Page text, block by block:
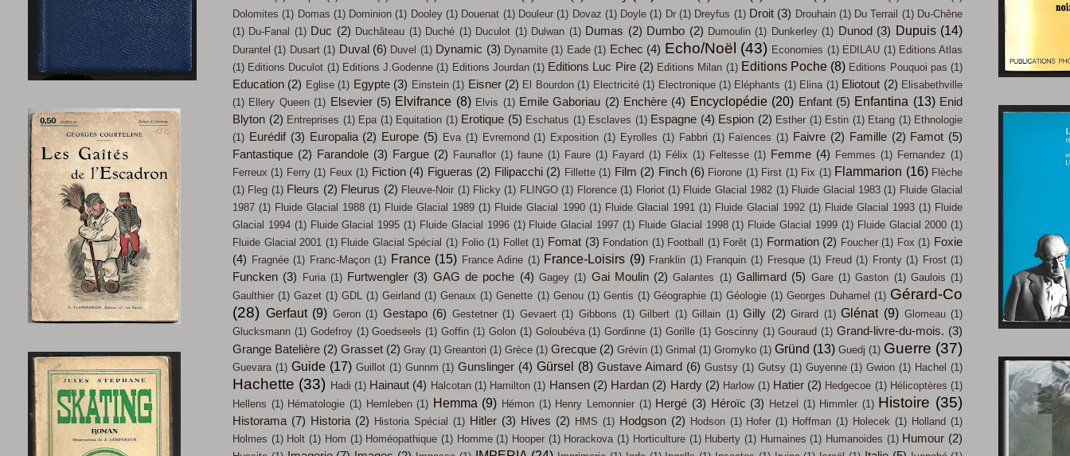
Dolomites (1) Domas (1) Dominion (1) Dooley (1) Douenat (1) Douleur (1) Dovaz (1) Doyle (1) Dr (1) Dreyfus (1) Droit (3) Drouhain (1) Du Terrail (1) Du-Chêne
(1) Du-Fanal (1) Duc (2) Duchâteau (1) Duché (1) Duculot (1) Dulwan (1) Dumas (2) Dumbo (2) Dumoulin (1) Dunkerley (1) Dunod (3) Dupuis (14)
Durantel (1) Dusart (1) Duval (6) Duvel (1) Dynamic (3) Dynamite (1) Eade (1) Echec (4) Echo/Noël (43) Economies (1) EDILAU (1) Editions Atlas
(1) Editions Duculot (1) Editions J.Godenne (1) Editions Jourdan (1) Editions Luc Pire (2) Editions Milan (1) Editions Poche (8) Editions Pouquoi pas (1)
Education (2) Eglise (1) Egypte (3) Einstein (1) Eisner (2) El Bourdon (1) Electricité (1) Electronique (1) Eléphants (1) Elina (1) Eliotout (2) Elisabethville
(1) Ellery Queen (1) Elsevier (5) Elvifrance (8) Elvis (1) Emile Gaboriau (2) Enchère (4) Encyclopédie (20) Enfant (5) Enfantina (13) Enid
Blyton (2) Entreprises (1) Epa (1) Equitation (1) Erotique (5) Eschatus (1) Esclaves (1) Espagne (4) Espion (2) Esther (1) Estin (1) Etang (1) Ethnologie
(1) Eurédif (3) Europalia (2) Europe (5) Eva (1) Evremond (1) Exposition (1) Eyrolles (1) Fabbri (1) Faïences (1) Faivre (2) Famille (2) Famot (5)
Fantastique (2) Farandole (3) Fargue (2) Faunaflor (1) faune (1) Faure (1) Fayard (1) Félix (1) Feltesse (1) Femme (4) Femmes (1) Fernandez (1)
Ferreux (1) Ferry (1) Feux (1) Fiction (4) Figueras (2) Filipacchi (2) Fillette (1) Film (2) Finch (6) Fiorone (1) First (1) Fix (1) Flammarion (16) Flèche
(1) Fleg (1) Fleurs (2) Fleurus (2) Fleuve-Noir (1) Flicky (1) FLINGO (1) Florence (1) Floriot (1) Fluide Glacial 1982 (1) Fluide Glacial 1983 (1) Fluide Glacial
1987 (1) Fluide Glacial 1988 (1) Fluide Glacial 1989 (1) Fluide Glacial 1990 (1) Fluide Glacial 1991 (1) Fluide Glacial 1992 (1) Fluide Glacial 1993 (1) Fluide
Glacial 1994 (1) Fluide Glacial 1995 (1) Fluide Glacial 1996 (1) Fluide Glacial 1997 (1) Fluide Glacial 1998 (1) Fluide Glacial 1999 (1) Fluide Glacial 2000 (1)
Fluide Glacial 2001 (1) Fluide Glacial Spécial (1) Folio (1) Follet (1) Fomat (3) Fondation (1) Football (1) Forêt (1) Formation (2) Foucher (1) Fox (1) Foxie
(4) Fragnée (1) Franc-Maçon (1) France (15) France Adine (1) France-Loisirs (9) Franklin (1) Franquin (1) Fresque (1) Freud (1) Fronty (1) Frost (1)
Funcken (3) Furia (1) Furtwengler (3) GAG de poche (4) Gagey (1) Gai Moulin (2) Galantes (1) Gallimard (5) Gare (1) Gaston (1) Gaulois (1)
Gaulthier (1) Gazet (1) GDL (1) Geirland (1) Genaux (1) Genette (1) Genou (1) Gentis (1) Géographie (1) Géologie (1) Georges Duhamel (1) Gérard-Co
(28) Gerfaut (9) Geron (1) Gestapo (6) Gestetner (1) Gevaert (1) Gibbons (1) Gilbert (1) Gillain (1) Gilly (2) Girard (1) Glénat (9) Glomeau (1)
Glucksmann (1) Godefroy (1) Goedseels (1) Goffin (1) Golon (1) Goloubéva (1) Gordinne (1) Gorille (1) Goscinny (1) Gouraud (1) Grand-livre-du-mois. (3)
Grange Batelière (2) Grasset (2) Gray (1) Greantori (1) Grèce (1) Grecque (2) Grévin (1) Grimal (1) Gromyko (1) Gründ (13) Guedj (1) Guerre (37)
Guevara (1) Guide (17) Guillot (1) Gunnm (1) Gunslinger (4) Gürsel (8) Gustave Aimard (6) Gustsy (1) Gutsy (1) Guyenne (1) Gwion (1) Hachel (1)
Hachette (33) Hadi (1) Hainaut (4) Halcotan (1) Hamilton (1) Hansen (2) Hardan (2) Hardy (2) Harlow (1) Hatier (2) Hedgecoe (1) Hélicoptères (1)
Hellens (1) Hématologie (1) Hemleben (1) Hemma (9) Hémon (1) Henry Lemonnier (1) Hergé (3) Héroïc (3) Hetzel (1) Himmler (1) Histoire (35)
Historama (7) Historia (2) Historia Spécial (1) Hitler (3) Hives (2) HMS (1) Hodgson (2) Hodson (1) Hofer (1) Hoffman (1) Holecek (1) Holland (1)
Holmes (1) Holt (1) Hom (1) Homéopathique (1) Homme (1) Hooper (1) Horackova (1) Horticulture (1) Huberty (1) Humaines (1) Humanoides (1) Humour (2)